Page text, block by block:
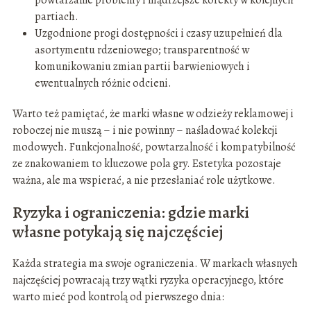
partiach.
Uzgodnione progi dostępności i czasy uzupełnień dla
asortymentu rdzeniowego; transparentność w
komunikowaniu zmian partii barwieniowych i
ewentualnych różnic odcieni.
Warto też pamiętać, że marki własne w odzieży reklamowej i
roboczej nie muszą – i nie powinny – naśladować kolekcji
modowych. Funkcjonalność, powtarzalność i kompatybilność
ze znakowaniem to kluczowe pola gry. Estetyka pozostaje
ważna, ale ma wspierać, a nie przesłaniać role użytkowe.
Ryzyka i ograniczenia: gdzie marki
własne potykają się najczęściej
Każda strategia ma swoje ograniczenia. W markach własnych
najczęściej powracają trzy wątki ryzyka operacyjnego, które
warto mieć pod kontrolą od pierwszego dnia: